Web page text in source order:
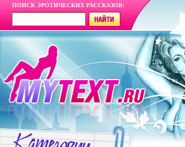
ПОИСК ЭРОТИЧЕСКИХ РАССКАЗОВ: